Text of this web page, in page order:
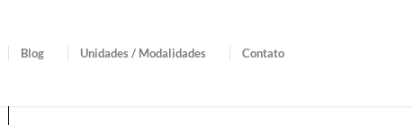
Blog Unidades / Modalidades Contato